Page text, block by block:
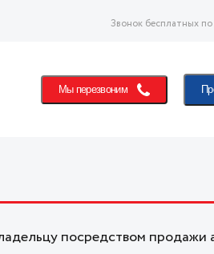
Звонок бесплатных
Мы перезвоним
посредством продажи